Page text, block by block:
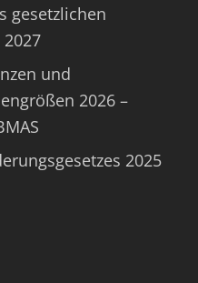
gesetzlichen
und
2026 –
2025